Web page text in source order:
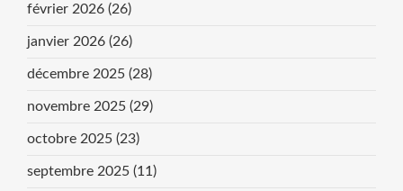
février 2026 (26)
janvier 2026 (26)
décembre 2025 (28)
novembre 2025 (29)
octobre 2025 (23)
septembre 2025 (11)